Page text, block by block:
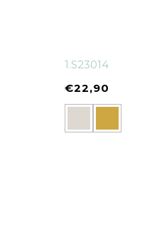
1.S23014
€22,90